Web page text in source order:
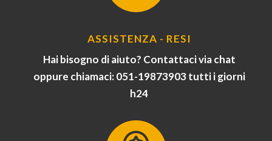
ASSISTENZA - RESI
Hai bisogno di aiuto? Contattaci via chat
oppure chiamaci: 051-19873903 tutti i giorni
h24